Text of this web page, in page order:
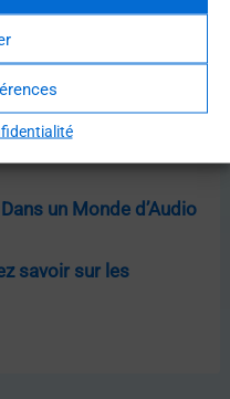
Votre
de la Décoration de
Révélés par
un Monde d’Audio
savoir sur les